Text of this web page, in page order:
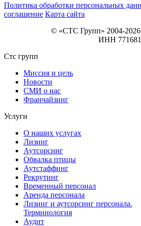
Политика обработки персональных
соглашение Карта сайта
© «СТС Групп» 2004-
ИНН
Стс групп
Миссия и цель
Новости
СМИ о нас
Франчайзинг
Услуги
О наших услугах
Лизинг
Аутсорсинг
Обвалка птицы
Аутстаффинг
Рекрутинг
Временный персонал
Аренда персонала
Лизинг и аутсорсинг персонала.
Терминология
Аудит